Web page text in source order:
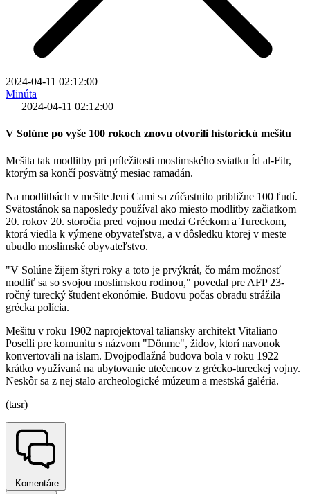
2024-04-11 02:12:00
Minúta
|
2024-04-11 02:12:00
V Solúne po vyše 100 rokoch znovu otvorili historickú mešitu
Mešita tak modlitby pri príležitosti moslimského sviatku Íd al-Fitr,
ktorým sa končí posvätný mesiac ramadán.
Na modlitbách v mešite Jeni Cami sa zúčastnilo približne 100 ľudí.
Svätostánok sa naposledy používal ako miesto modlitby začiatkom
20. rokov 20. storočia pred vojnou medzi Gréckom a Tureckom,
ktorá viedla k výmene obyvateľstva, a v dôsledku ktorej v meste
ubudlo moslimské obyvateľstvo.
"V Solúne žijem štyri roky a toto je prvýkrát, čo mám možnosť
modliť sa so svojou moslimskou rodinou," povedal pre AFP 23-
ročný turecký študent ekonómie. Budovu počas obradu strážila
grécka polícia.
Mešitu v roku 1902 naprojektoval taliansky architekt Vitaliano
Poselli pre komunitu s názvom "Dönme", židov, ktorí navonok
konvertovali na islam. Dvojpodlažná budova bola v roku 1922
krátko využívaná na ubytovanie utečencov z grécko-tureckej vojny.
Neskôr sa z nej stalo archeologické múzeum a mestská galéria.
(tasr)
Komentáre